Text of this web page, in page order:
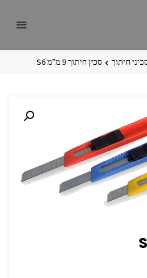
חיתוך סכין חיתוך 9 מ”מ S6